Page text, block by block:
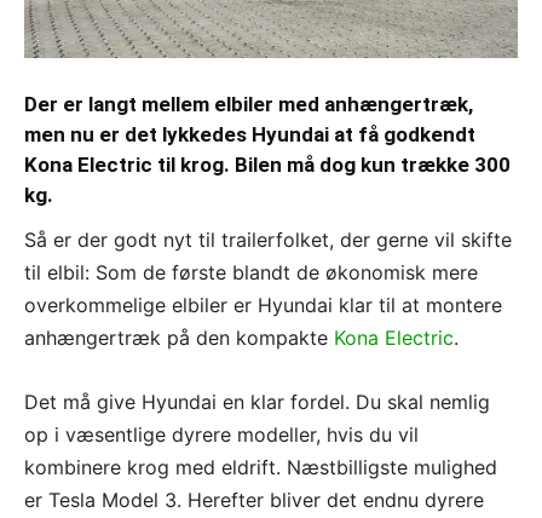
Der er langt mellem elbiler med anhængertræk,
men nu er det lykkedes Hyundai at få godkendt
Kona Electric til krog. Bilen må dog kun trække 300
kg.
Så er der godt nyt til trailerfolket, der gerne vil skifte
til elbil: Som de første blandt de økonomisk mere
overkommelige elbiler er Hyundai klar til at montere
anhængertræk på den kompakte Kona Electric.
Det må give Hyundai en klar fordel. Du skal nemlig
op i væsentlige dyrere modeller, hvis du vil
kombinere krog med eldrift. Næstbilligste mulighed
er Tesla Model 3. Herefter bliver det endnu dyrere